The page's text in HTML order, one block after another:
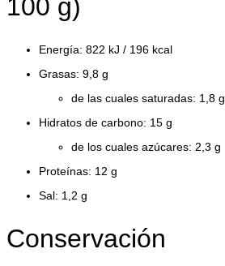
100 g)
Energía: 822 kJ / 196 kcal
Grasas: 9,8 g
de las cuales saturadas: 1,8 g
Hidratos de carbono: 15 g
de los cuales azúcares: 2,3 g
Proteínas: 12 g
Sal: 1,2 g
Conservación